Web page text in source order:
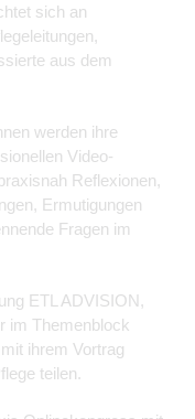
sich an
aus dem
werden ihre
Video-
Reflexionen,
Ermutigungen
Fragen im
ETL ADVISION,
im Themenblock
ihrem Vortrag
teilen.